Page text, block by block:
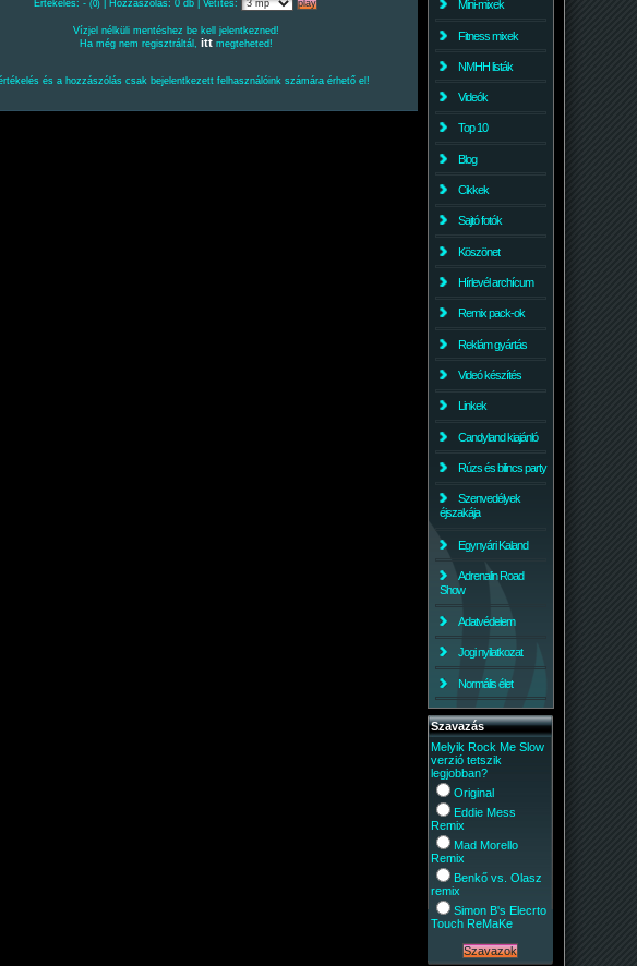
Értékelés: - (0) | Hozzászólás: 0 db | Vetítés:
Vízjel nélküli mentéshez be kell jelentkezned!
Ha még nem regisztráltál, ittmegteheted!
és a hozzászólás csak bejelentkezett felhasználóink számára érhető el!
Mini-mixek
Fitness mixek
NMHH listák
Videók
Top 10
Blog
Cikkek
Sajtó fotók
Köszönet
Hírlevél archícum
Remix pack-ok
Reklám gyártás
Videó készítés
Linkek
Candyland kiajánló
Rúzs és bilincs party
Szenvedélyek
éjszakája
Egynyári Kaland
Adrenalin Road
Show
Adatvédelem
Jogi nyilatkozat
Normális élet
Szavazás
Melyik Rock Me Slow
verzió tetszik
legjobban?
Original
Eddie Mess
Remix
Mad Morello
Remix
Benkő vs. Olasz
remix
Simon B's Elecrto
Touch ReMaKe